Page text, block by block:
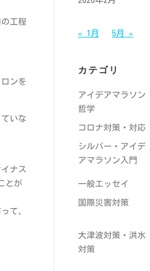
工程
ンを
いな
ナス
とが
て、
« 1月 5月 »
カテゴリ
アイデアマラソン
哲学
コロナ対策・対応
シルバー・アイデ
アマラソン入門
一般エッセイ
国際災害対策
大津波対策・洪水
対策